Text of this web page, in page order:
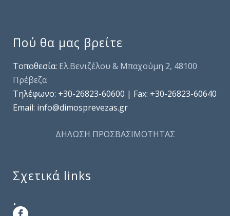
Πού θα μας βρείτε
Τοποθεσία: Ελ.Βενιζέλου & Μπαχούμη 2, 48100
Πρέβεζα
Τηλέφωνo: +30-26823-60600 | Fax: +30-26823-60640
Email: info@dimosprevezas.gr
ΔΗΛΩΣΗ ΠΡΟΣΒΑΣΙΜΟΤΗΤΑΣ
Σχετικά links
.